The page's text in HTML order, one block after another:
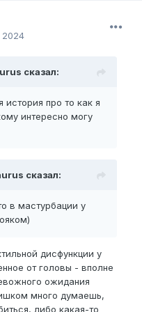
Я был рад этому,
жизнь (тогда
он где-то в
поднять его(если что
проблем со
супер быстро у
бойца
поднять пч
и не вышло,
то… Девушка
мне минет
50-60%, что
2024
сказал:
история про то как я
интересно могу
сказал:
в мастурбации у
дисфункции у
от головы - вполне
ожидания
много думаешь,
либо какая-то